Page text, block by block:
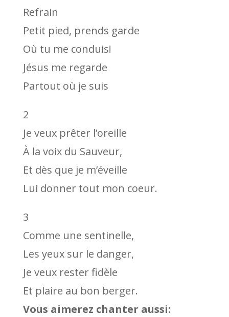
Refrain
Petit pied, prends garde
Où tu me conduis!
Jésus me regarde
Partout où je suis
2
Je veux prêter l’oreille
À la voix du Sauveur,
Et dès que je m’éveille
Lui donner tout mon coeur.
3
Comme une sentinelle,
Les yeux sur le danger,
Je veux rester fidèle
Et plaire au bon berger.
Vous aimerez chanter aussi: